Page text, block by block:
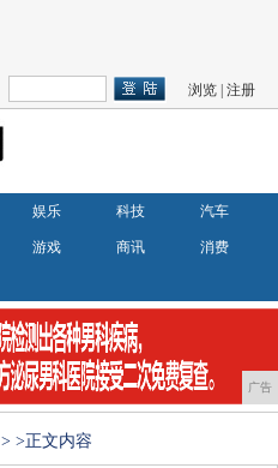
浏览 |注册
娱乐 科技 汽车
游戏 商讯 消费
广告
> >正文内容